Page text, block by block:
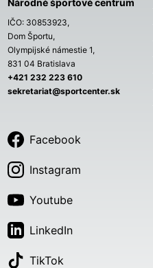
Národné športové centrum
IČO: 30853923,
Dom Športu,
Olympijské námestie 1,
831 04 Bratislava
+421 232 223 610
sekretariat@sportcenter.sk
Facebook
Instagram
Youtube
LinkedIn
TikTok